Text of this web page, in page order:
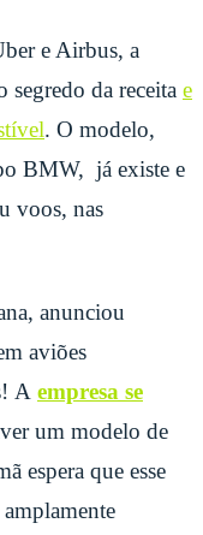
e Airbus, a
segredo da receita e
. O modelo,
BMW, já existe e
voos, nas
anunciou
aviões
A empresa se
um modelo de
espera que esse